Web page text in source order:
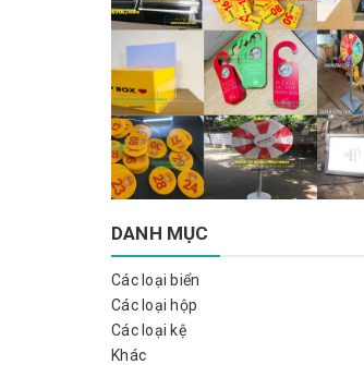
DANH MỤC
Các loại biển
Các loại hộp
Các loại kệ
Khác